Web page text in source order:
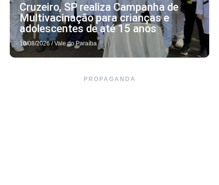
Cruzeiro, SP realiza Campanha de
Multivacinação para crianças e
adolescentes de até 15 anos
10/08/2026 / Vale do Paraíba
PROPAGANDA